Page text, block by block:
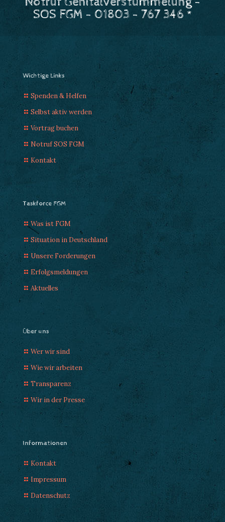
SOS FGM - 01803 - 767 346 *
Wichtige Links
Spenden & Helfen
Selbst aktiv werden
Vortrag buchen
Notruf SOS FGM
Kontakt
Taskforce FGM
Was ist FGM
Situation in Deutschland
Unsere Forderungen
Erfolgsmeldungen
Aktuelles
Über uns
Wer wir sind
Wie wir arbeiten
Transparenz
Wir in der Presse
Informationen
Kontakt
Impressum
Datenschutz